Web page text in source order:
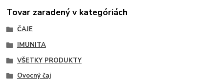
Tovar zaradený v kategóriách
ČAJE
IMUNITA
VŠETKY PRODUKTY
Ovocný čaj